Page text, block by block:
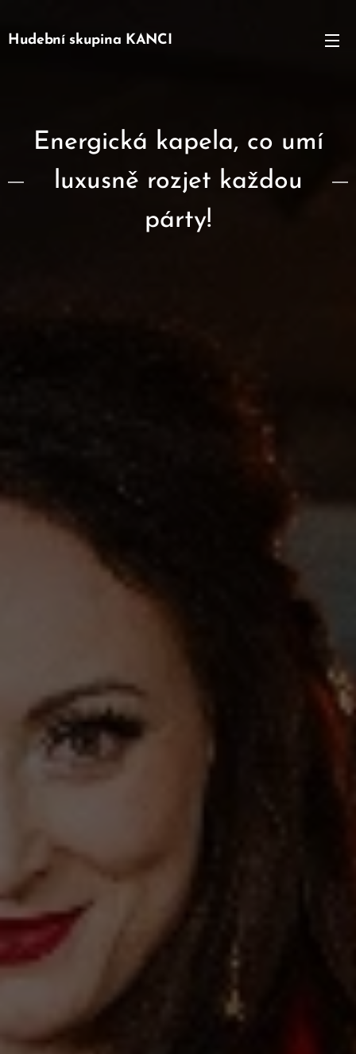
Hudební skupina KANCI
Energická kapela, co umí
luxusně rozjet každou
párty!